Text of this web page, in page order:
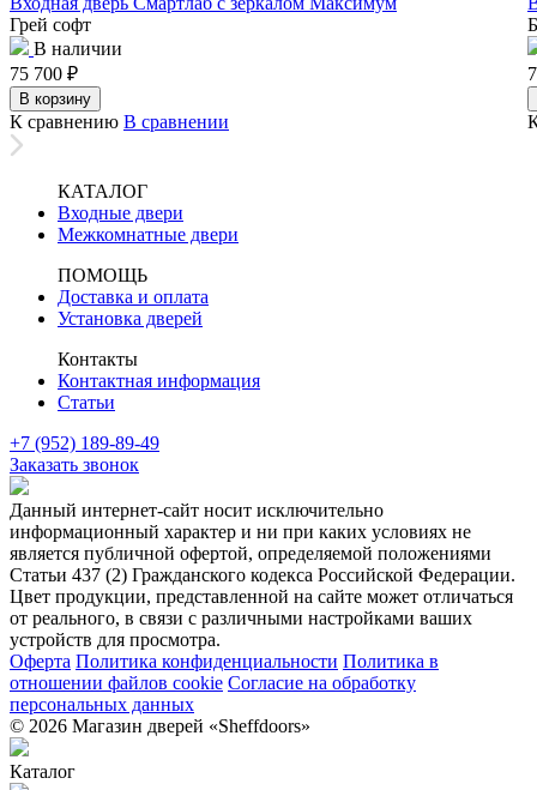
Грей софт
В наличии
75 700 ₽
В корзину
К сравнению В сравнении
КАТАЛОГ
Входные двери
Межкомнатные двери
ПОМОЩЬ
Доставка и оплата
Установка дверей
Контакты
Контактная информация
Статьи
+7 (952) 189-89-49
Заказать звонок
Данный интернет-сайт носит исключительно
информационный характер и ни при каких условиях не
является публичной офертой, определяемой положениями
Статьи 437 (2) Гражданского кодекса Российской Федерации.
Цвет продукции, представленной на сайте может отличаться
от реального, в связи с различными настройками ваших
устройств для просмотра.
Оферта Политика конфиденциальности Политика в
отношении файлов cookie Согласие на обработку
персональных данных
© 2026 Магазин дверей «Sheffdoors»
Каталог